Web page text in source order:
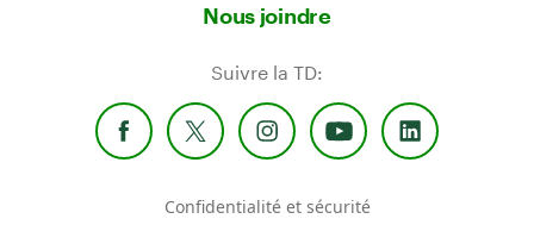
Nous joindre
Suivre la TD:
Confidentialité et sécurité